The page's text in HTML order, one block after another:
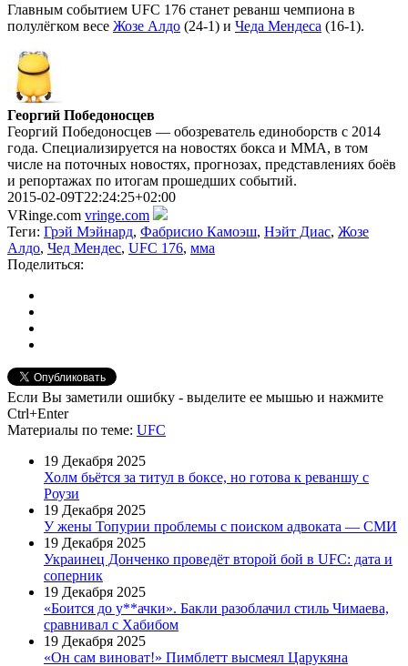
Главным событием UFC 176 станет реванш чемпиона в
полулёгком весе Жозе Алдо (24-1) и Чеда Мендеса (16-1).
Георгий Победоносцев
Георгий Победоносцев — обозреватель единоборств с 2014
года. Специализируется на новостях бокса и ММА, в том
числе на поточных новостях, прогнозах, представлениях боёв
и репортажах по итогам прошедших событий.
2015-02-09T22:24:25+02:00
VRinge.com vringe.com
Теги: Грэй Мэйнард, Фабрисио Камоэш, Нэйт Диас, Жозе
Алдо, Чед Мендес, UFC 176, мма
Поделиться:
Если Вы заметили ошибку - выделите ее мышью и нажмите
Ctrl+Enter
Материалы по теме: UFC
19 Декабря 2025
Холм бьётся за титул в боксе, но готова к реваншу с
Роузи
19 Декабря 2025
У жены Топурии проблемы с поиском адвоката — СМИ
19 Декабря 2025
Украинец Донченко проведёт второй бой в UFC: дата и
соперник
19 Декабря 2025
«Боится до у**ачки». Бакли разоблачил стиль Чимаева,
сравнивал с Хабибом
19 Декабря 2025
«Он сам виноват!» Пимблетт высмеял Царукяна